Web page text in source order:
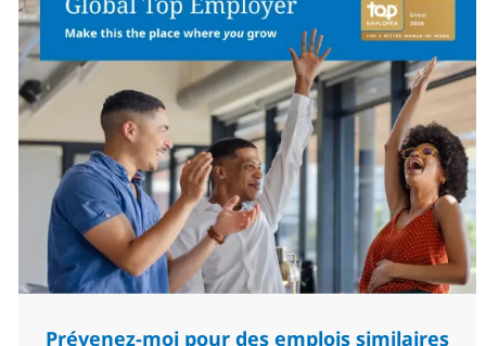
Prévenez-moi pour des emplois similaires